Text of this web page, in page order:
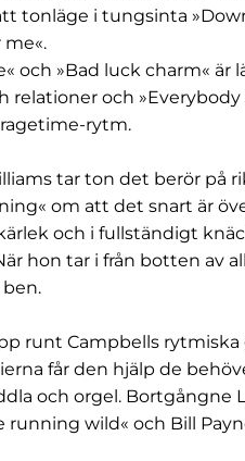
tonläge i tungsinta
och »Bad luck charm«
relationer och
rytm.
tar ton det berör på
om att det snart är
och i fullständigt
hon tar i från botten av
runt Campbells
får den hjälp de
och orgel. Bortgångne
running wild« och Bill